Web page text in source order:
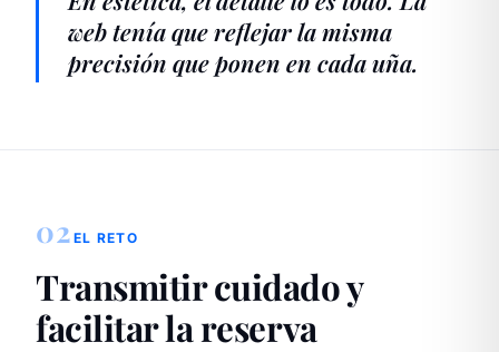
web tenía que reflejar la misma
precisión que ponen en cada uña.
02 EL RETO
Transmitir cuidado y
facilitar la reserva